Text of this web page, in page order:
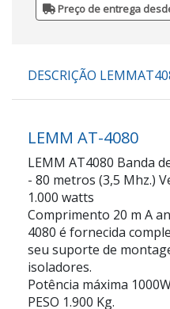
Preço de entrega
DESCRIÇÃO
LEMM AT-4080
LEMM AT4080 Banda
- 80 metros (3,5 Mhz.)
1.000 watts
Comprimento 20 m A
4080 é fornecida
seu suporte de
isoladores.
Potência máxima
PESO 1.900 Kg.